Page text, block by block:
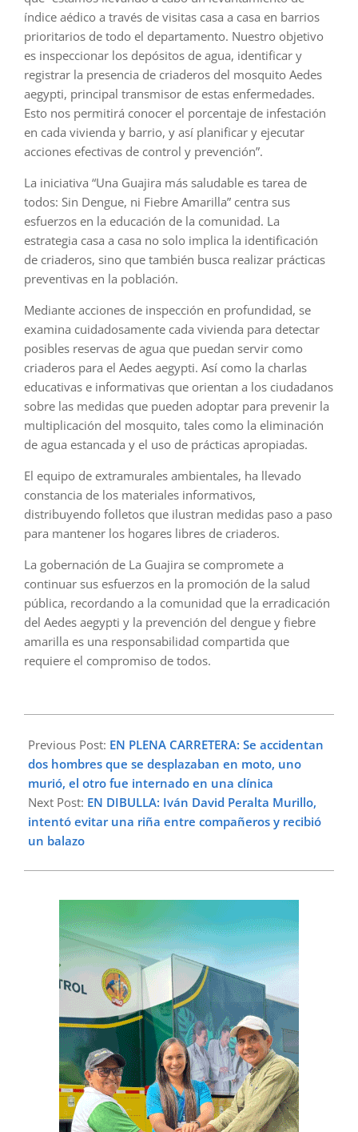
índice aédico a través de visitas casa a casa en barrios
prioritarios de todo el departamento. Nuestro objetivo
es inspeccionar los depósitos de agua, identificar y
registrar la presencia de criaderos del mosquito Aedes
aegypti, principal transmisor de estas enfermedades.
Esto nos permitirá conocer el porcentaje de infestación
en cada vivienda y barrio, y así planificar y ejecutar
acciones efectivas de control y prevención”.
La iniciativa “Una Guajira más saludable es tarea de
todos: Sin Dengue, ni Fiebre Amarilla” centra sus
esfuerzos en la educación de la comunidad. La
estrategia casa a casa no solo implica la identificación
de criaderos, sino que también busca realizar prácticas
preventivas en la población.
Mediante acciones de inspección en profundidad, se
examina cuidadosamente cada vivienda para detectar
posibles reservas de agua que puedan servir como
criaderos para el Aedes aegypti. Así como la charlas
educativas e informativas que orientan a los ciudadanos
sobre las medidas que pueden adoptar para prevenir la
multiplicación del mosquito, tales como la eliminación
de agua estancada y el uso de prácticas apropiadas.
El equipo de extramurales ambientales, ha llevado
constancia de los materiales informativos,
distribuyendo folletos que ilustran medidas paso a paso
para mantener los hogares libres de criaderos.
La gobernación de La Guajira se compromete a
continuar sus esfuerzos en la promoción de la salud
pública, recordando a la comunidad que la erradicación
del Aedes aegypti y la prevención del dengue y fiebre
amarilla es una responsabilidad compartida que
requiere el compromiso de todos.
07-
17
Previous Post: EN PLENA CARRETERA: Se accidentan
dos hombres que se desplazaban en moto, uno
murió, el otro fue internado en una clínica
Next Post: EN DIBULLA: Iván David Peralta Murillo,
intentó evitar una riña entre compañeros y recibió
un balazo